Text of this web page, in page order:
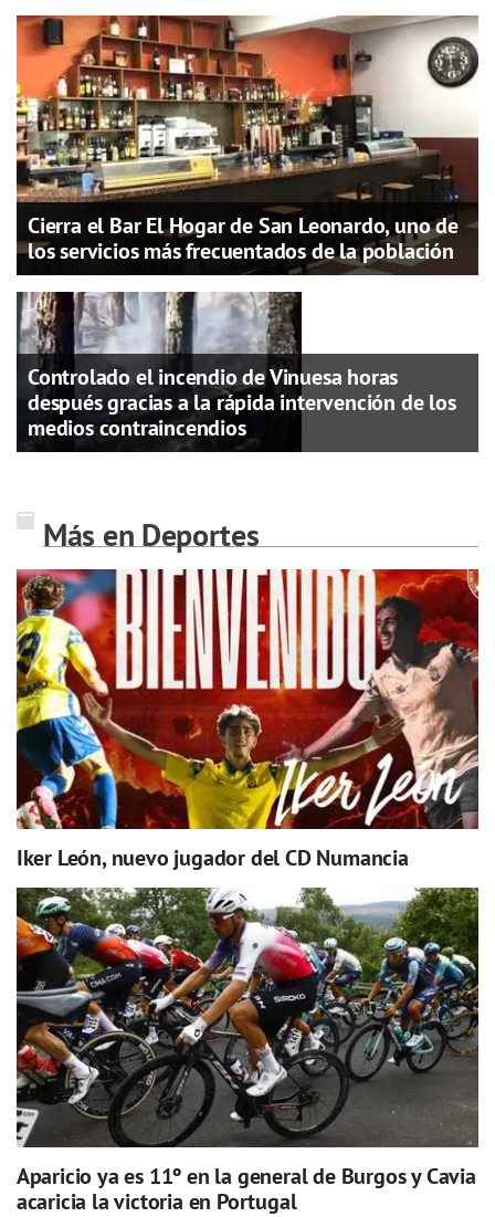
Cierra el Bar El Hogar de San Leonardo, uno de
los servicios más frecuentados de la población
Controlado el incendio de Vinuesa horas
después gracias a la rápida intervención de los
medios contraincendios
Más en Deportes
Iker León, nuevo jugador del CD Numancia
Aparicio ya es 11º en la general de Burgos y Cavia
acaricia la victoria en Portugal